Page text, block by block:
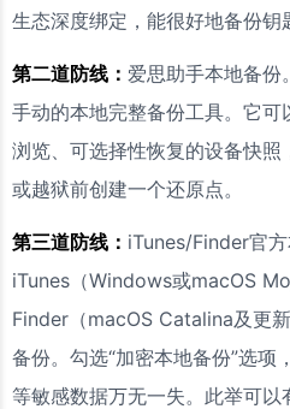
生态深度绑定，能很好地备份钥
第二道防线： 爱思助手本地备份
手动的本地完整备份工具。它
浏览、可选择性恢复的设备快
或越狱前创建一个还原点。
第三道防线： iTunes/Finder官
iTunes（Windows或macOS
Finder（macOS Catalina及更
备份。勾选“加密本地备份”选项
等敏感数据万无一失。此举可